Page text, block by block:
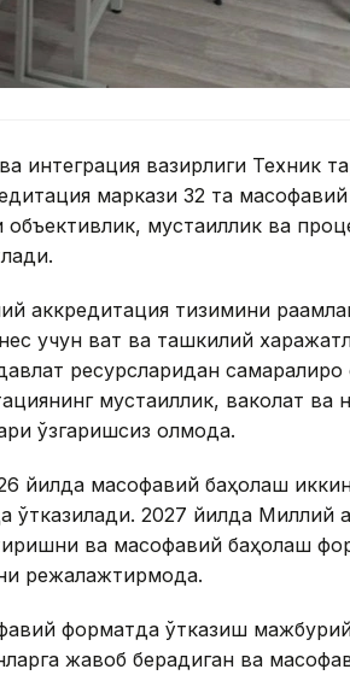
интеграция вазирлиги Техник
маркази 32 та
мустақиллик ва
аккредитация тизимини
учун вақт ва ташкилий
ресурсларидан
мустақиллик, ваколат ва
ўзгаришсиз қолмоқда.
йилда масофавий баҳолаш
2027 йилда Миллий
ва масофавий баҳолаш
режалажтирмоқда.
форматда ўтказиш
жавоб берадиган ва